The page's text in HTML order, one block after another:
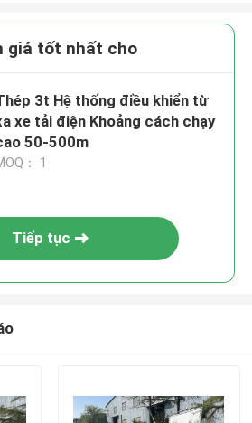
giá tốt nhất cho
3t Hệ thống điều khiển từ
xe tải điện Khoảng cách chạy
50-500m
： 1
Tiếp tục